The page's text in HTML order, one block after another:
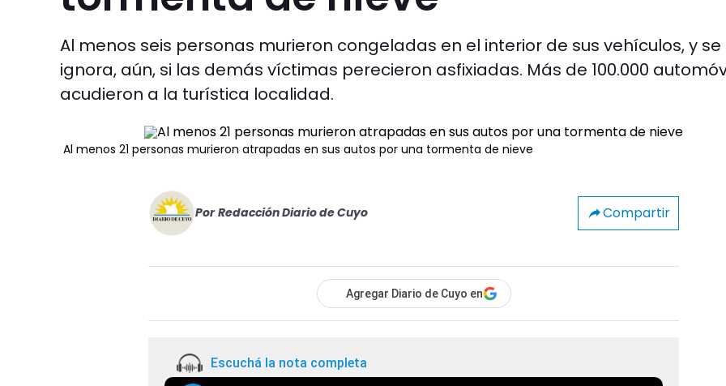
Al menos seis personas murieron congeladas en el interior de sus vehículos, y se
ignora, aún, si las demás víctimas perecieron asfixiadas. Más de 100.000
acudieron a la turística localidad.
Al menos 21 personas murieron atrapadas en sus autos por una tormenta de nieve
Por Redacción Diario de Cuyo Compartir
Agregar Diario de Cuyo en
Escuchá la nota completa